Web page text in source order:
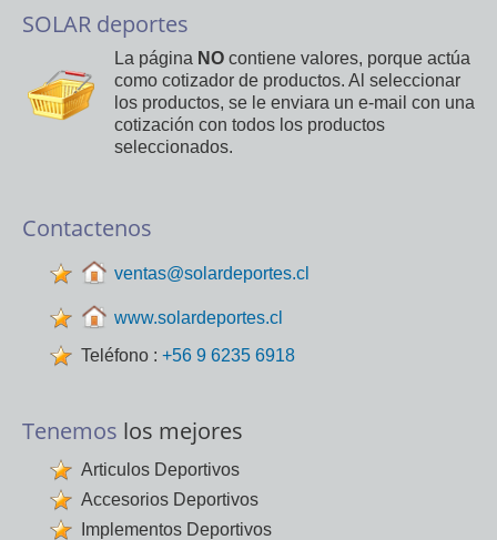
SOLAR deportes
La página NO contiene valores, porque actúa
como cotizador de productos. Al seleccionar
los productos, se le enviara un e-mail con una
cotización con todos los productos
seleccionados.
Contactenos
ventas@solardeportes.cl
www.solardeportes.cl
Teléfono : +56 9 6235 6918
Tenemos los mejores
Articulos Deportivos
Accesorios Deportivos
Implementos Deportivos